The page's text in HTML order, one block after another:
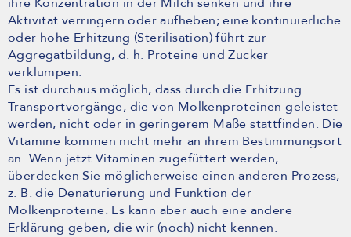
Aktivität verringern oder aufheben; eine kontinuierliche
oder hohe Erhitzung (Sterilisation) führt zur
Aggregatbildung, d. h. Proteine und Zucker
verklumpen.
Es ist durchaus möglich, dass durch die Erhitzung
Transportvorgänge, die von Molkenproteinen geleistet
werden, nicht oder in geringerem Maße stattfinden. Die
Vitamine kommen nicht mehr an ihrem Bestimmungsort
an. Wenn jetzt Vitaminen zugefüttert werden,
überdecken Sie möglicherweise einen anderen Prozess,
z. B. die Denaturierung und Funktion der
Molkenproteine. Es kann aber auch eine andere
Erklärung geben, die wir (noch) nicht kennen.